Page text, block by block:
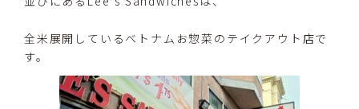
全米展開しているベトナムお惣菜のテイクアウト店で
す。